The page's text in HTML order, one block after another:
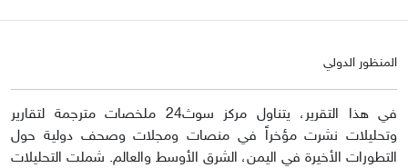
المنظور الدولي
في هذا التقرير، يتناول مركز سوث24 ملخصات مترجمة لتقارير
وتحليلات نشرت مؤخراً في منصات ومجلات وصحف دولية حول
التطورات الأخيرة في اليمن، الشرق الأوسط والعالم. شملت التحليلات